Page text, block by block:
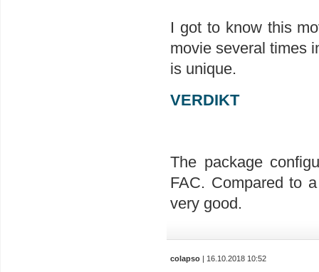
I got to know this
movie several times
is unique.
VERDIKT
The package
FAC. Compared to
very good.
colapso | 16.10.2018 10:52